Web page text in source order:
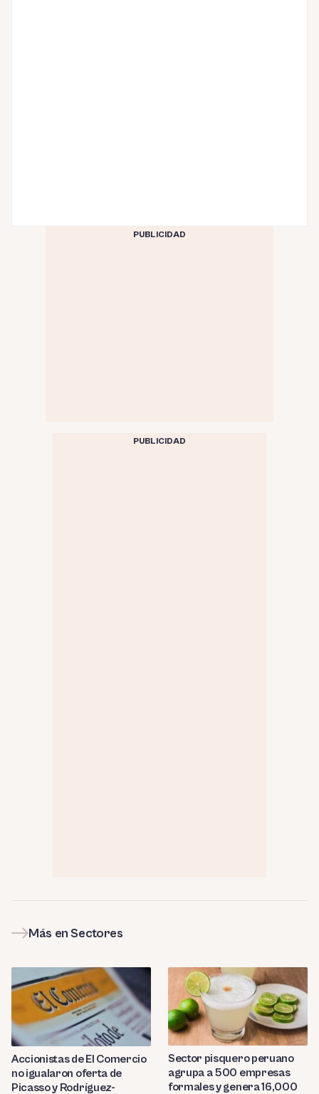
PUBLICIDAD
PUBLICIDAD
Más en Sectores
Accionistas de El Comercio
no igualaron oferta de
Picasso y Rodríguez-
Sector pisquero peruano
agrupa a 500 empresas
formales y genera 16,000